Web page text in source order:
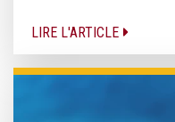
LIRE L'ARTICLE